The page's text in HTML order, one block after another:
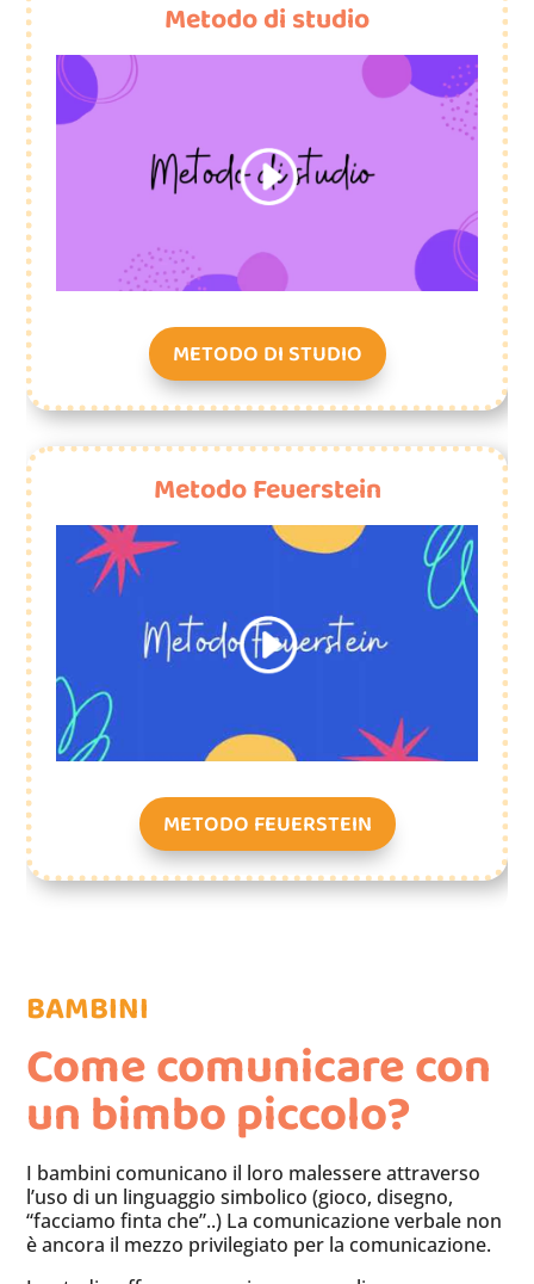
Metodo di studio
METODO DI STUDIO
Metodo Feuerstein
METODO FEUERSTEIN
BAMBINI
Come comunicare con
un bimbo piccolo?
I bambini comunicano il loro malessere attraverso
l’uso di un linguaggio simbolico (gioco, disegno,
“facciamo finta che”..) La comunicazione verbale non
è ancora il mezzo privilegiato per la comunicazione.